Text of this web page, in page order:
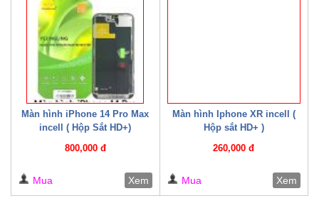
Màn hình iPhone 14 Pro Max
incell ( Hộp Sắt HD+)
800,000 đ
Mua Xem
Màn hình Iphone XR incell (
Hộp sắt HD+ )
260,000 đ
Mua Xem